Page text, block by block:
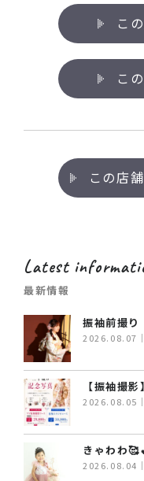
こ
こ
この店
Latest
最新情報
振袖前撮り
2026.08.07
【振袖撮
2026.08.05
きゃわ
2026.08.04